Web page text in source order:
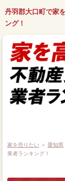
丹羽郡大口町で家
ング！
家を売りたい ＞ 愛知県
業者ランキング！